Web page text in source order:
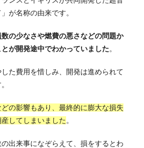
が名称の由来です。
の少なさや燃費の悪さなどの問題か
が開発途中でわかっていました。
た費用を惜しみ、開発は進められて
の影響もあり、最終的に膨大な損失
してしまいました。
出来事になぞらえて、損をするとわ